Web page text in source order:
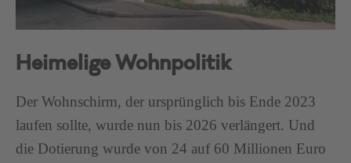
Heimelige Wohnpolitik
Der Wohnschirm, der ursprünglich bis Ende 2023
laufen sollte, wurde nun bis 2026 verlängert. Und
die Dotierung wurde von 24 auf 60 Millionen Euro